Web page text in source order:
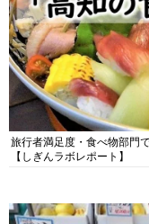
旅行者満足度・食べ物部門
【しぎんラボレポート】